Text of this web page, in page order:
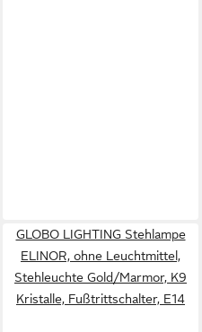
GLOBO LIGHTING Stehlampe
ELINOR, ohne Leuchtmittel,
Stehleuchte Gold/Marmor, K9
Kristalle, Fußtrittschalter, E14